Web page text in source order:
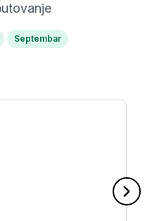
Septembar